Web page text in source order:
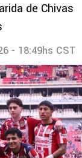
de Chivas
- 18:49hs CST